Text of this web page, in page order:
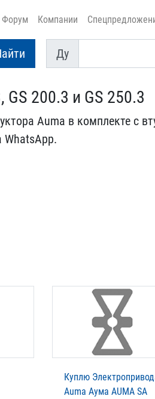
Форум Компании
Ду
Ду
200.3 и GS 250​.3
Auma в к​омплекте с
WhatsApp.
Куплю
Auma Аума AUMA SA